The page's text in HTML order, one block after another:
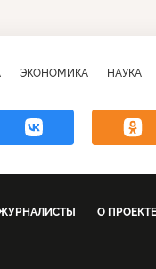
ЭКОНОМИКА НАУКА
О ПРОЕКТЕ